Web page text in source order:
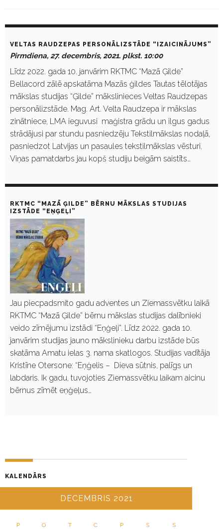
a
D
e
e
b
2
VELTAS RAUDZEPAS PERSONĀLIZSTĀDE “IZAICINĀJUMS”
Pirmdiena, 27. decembris, 2021. plkst. 10:00
Līdz 2022. gada 10. janvārim RKTMC “Mazā Ģilde”
Bellacord zālē apskatāma Mazās ģildes Tautas tēlotājas
mākslas studijas “Ģilde” mākslinieces Veltas Raudzepas
personālizstāde. Mag. Art. Velta Raudzepa ir mākslas
zinātniece, LMA ieguvusi maģistra grādu un ilgus gadus
strādājusi par stundu pasniedzēju Tekstilmākslas nodaļā,
pasniedzot Latvijas un pasaules tekstilmākslas vēsturi.
Viņas pamatdarbs jau kopš studiju beigām saistīts…
RKTMC “MAZĀ ĢILDE” BĒRNU MĀKSLAS STUDIJAS
IZSTĀDE “EŅĢEĻI”
Jau piecpadsmito gadu adventes un Ziemassvētku laikā
RKTMC “Mazā Ģilde” bērnu mākslas studijas dalībnieki
veido zīmējumu izstādi “Eņģeļi”. Līdz 2022. gada 10.
janvārim studijas jauno mākslinieku darbu izstāde būs
skatāma Amatu ielas 3. nama skatlogos. Studijas vadītāja
Kristīne Otersone: “Eņģelis – Dieva sūtnis, palīgs un
labdaris. Ik gadu, tuvojoties Ziemassvētku laikam aicinu
bērnus zīmēt eņģeļus…
KALENDĀRS
DECEMBRIS 2021
P O T C P S S